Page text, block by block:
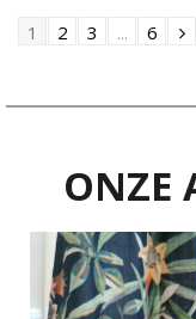
1 2 3 ... 6
ONZE